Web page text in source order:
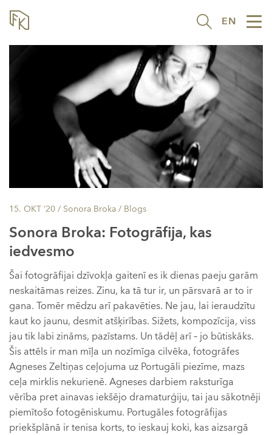
EN
15. OKT ’20 / Sonora Broka / Blogs
Sonora Broka: Fotogrāfija, kas
iedvesmo
Šai fotogrāfijai dzīvokļa gaitenī es ik dienas paeju garām
neskaitāmas reizes. Zinu, ka tā tur ir, un pārsvarā ar to ir
gana. Tomēr mēdzu arī pakavēties. Ne jau, lai ieraudzītu
kaut ko jaunu, desmit atšķirības. Sižets, kompozīcija, viss
jau tik labi zināms, pazīstams. Un tādēļ arī – jo būtiskāks.
Šis attēls ir man mīļa un nozīmīga cilvēka, fotogrāfes
Agneses Zeltiņas ceļojuma uz Portugāli piezīme, mazs
ceļa mirklis nekurienē. Agneses darbiem raksturīga
vērība pret ainavas iekšējo dramaturģiju, tai jau sākotnēji
piemītošo fotogēniskumu. Portugāles fotogrāfijas
priekšplānā ir tenisa korts, to ieskauj koki, kas aizsargā